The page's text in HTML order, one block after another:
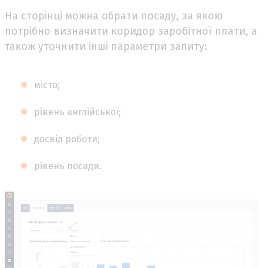
На сторінці можна обрати посаду, за якою
потрібно визначити коридор заробітної плати, а
також уточнити інші параметри запиту:
місто;
рівень англійської;
досвід роботи;
рівень посади.